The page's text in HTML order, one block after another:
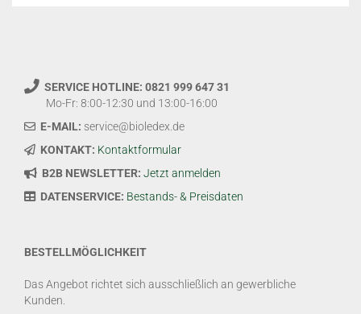
SERVICE HOTLINE: 0821 999 647 31
Mo-Fr: 8:00-12:30 und 13:00-16:00
E-MAIL: service@bioledex.de
KONTAKT: Kontaktformular
B2B NEWSLETTER: Jetzt anmelden
DATENSERVICE: Bestands- & Preisdaten
BESTELLMÖGLICHKEIT
Das Angebot richtet sich ausschließlich an gewerbliche
Kunden.